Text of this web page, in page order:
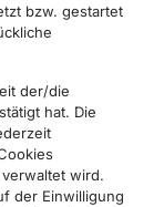
bzw. gestartet
der/die
hat. Die
wird.
der Einwilligung